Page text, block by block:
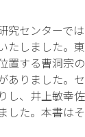
究センターで
たしました。
置する曹洞宗
ありました。
し、井上敏幸
した。本書は